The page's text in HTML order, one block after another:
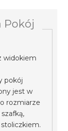
Pokój
widokiem
pokój
jest w
rozmiarze